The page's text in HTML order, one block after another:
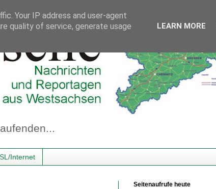
Internet
Seitenaufrufe heute
Your IP address and user-agent
quality of service, generate usage
LEARN MORE